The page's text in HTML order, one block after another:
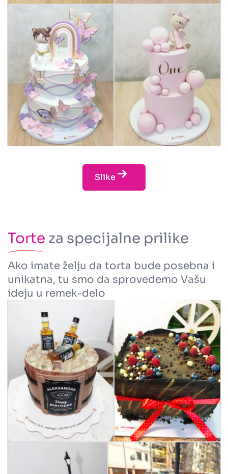
Slike
Torte za specijalne prilike
Ako imate želju da torta bude posebna i
unikatna, tu smo da sprovedemo Vašu
ideju u remek-delo